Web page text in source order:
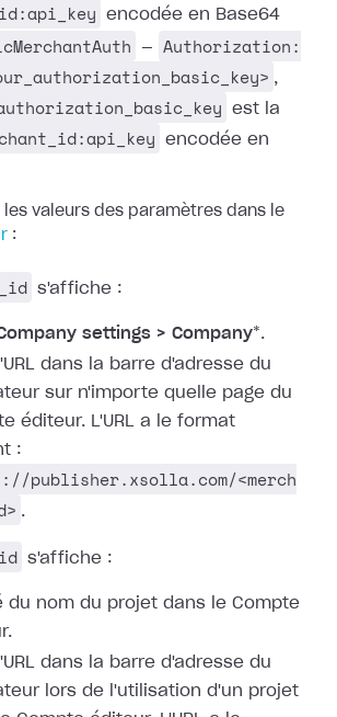
encodée en Base64
—
Authorization:
,
est la
encodée en
les valeurs des paramètres dans le
:
s'affiche :
settings > Company*.
dans la barre d'adresse du
sur n'importe quelle page du
éditeur. L'URL a le format
:
publisher.xsolla.com/<merch
.
s'affiche :
du nom du projet dans le Compte
dans la barre d'adresse du
lors de l'utilisation d'un projet